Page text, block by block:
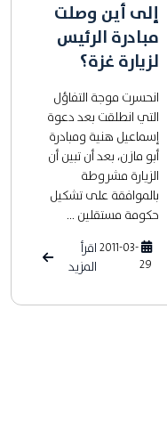
إلى أين وصلت
مبادرة الرئيس
لزيارة غزة؟
انحسرت موجة التفاؤل
التي انطلقت بعد دعوة
إسماعيل هنية ومبادرة
أبو مازن، بعد أن تبين أن
الزيارة مشروطة
بالموافقة على تشكيل
حكومة مستقلين ...
2011-03-
29
اقرأ
المزيد